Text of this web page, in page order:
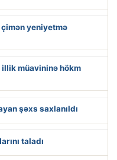
yeniyetmə
illik müavininə hökm
şəxs saxlanıldı
taladı